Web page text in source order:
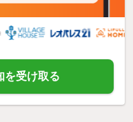
を受け取る